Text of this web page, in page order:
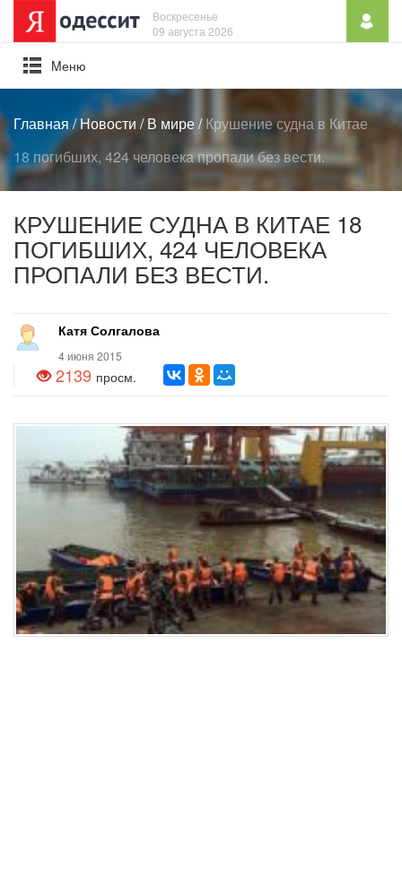
Воскресенье
09 августа 2026
Mеню
Главная/Новости /В мире/Крушение судна в Китае
18 погибших, 424 человека пропали без вести.
КРУШЕНИЕ СУДНА В КИТАЕ 18
ПОГИБШИХ, 424 ЧЕЛОВЕКА
ПРОПАЛИ БЕЗ ВЕСТИ.
Катя Солгалова
4 июня 2015
2139 просм.